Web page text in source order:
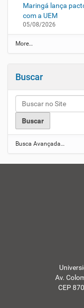
Maringá lança
com a UEM
05/08/2026
N
o
c
a
U
M
-
More…
Buscar
Busca Avançada…
Av.
CEP